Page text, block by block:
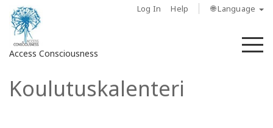
Log In Help 🌐 Language
Access Consciousness
Sign
Koulutuskalenteri